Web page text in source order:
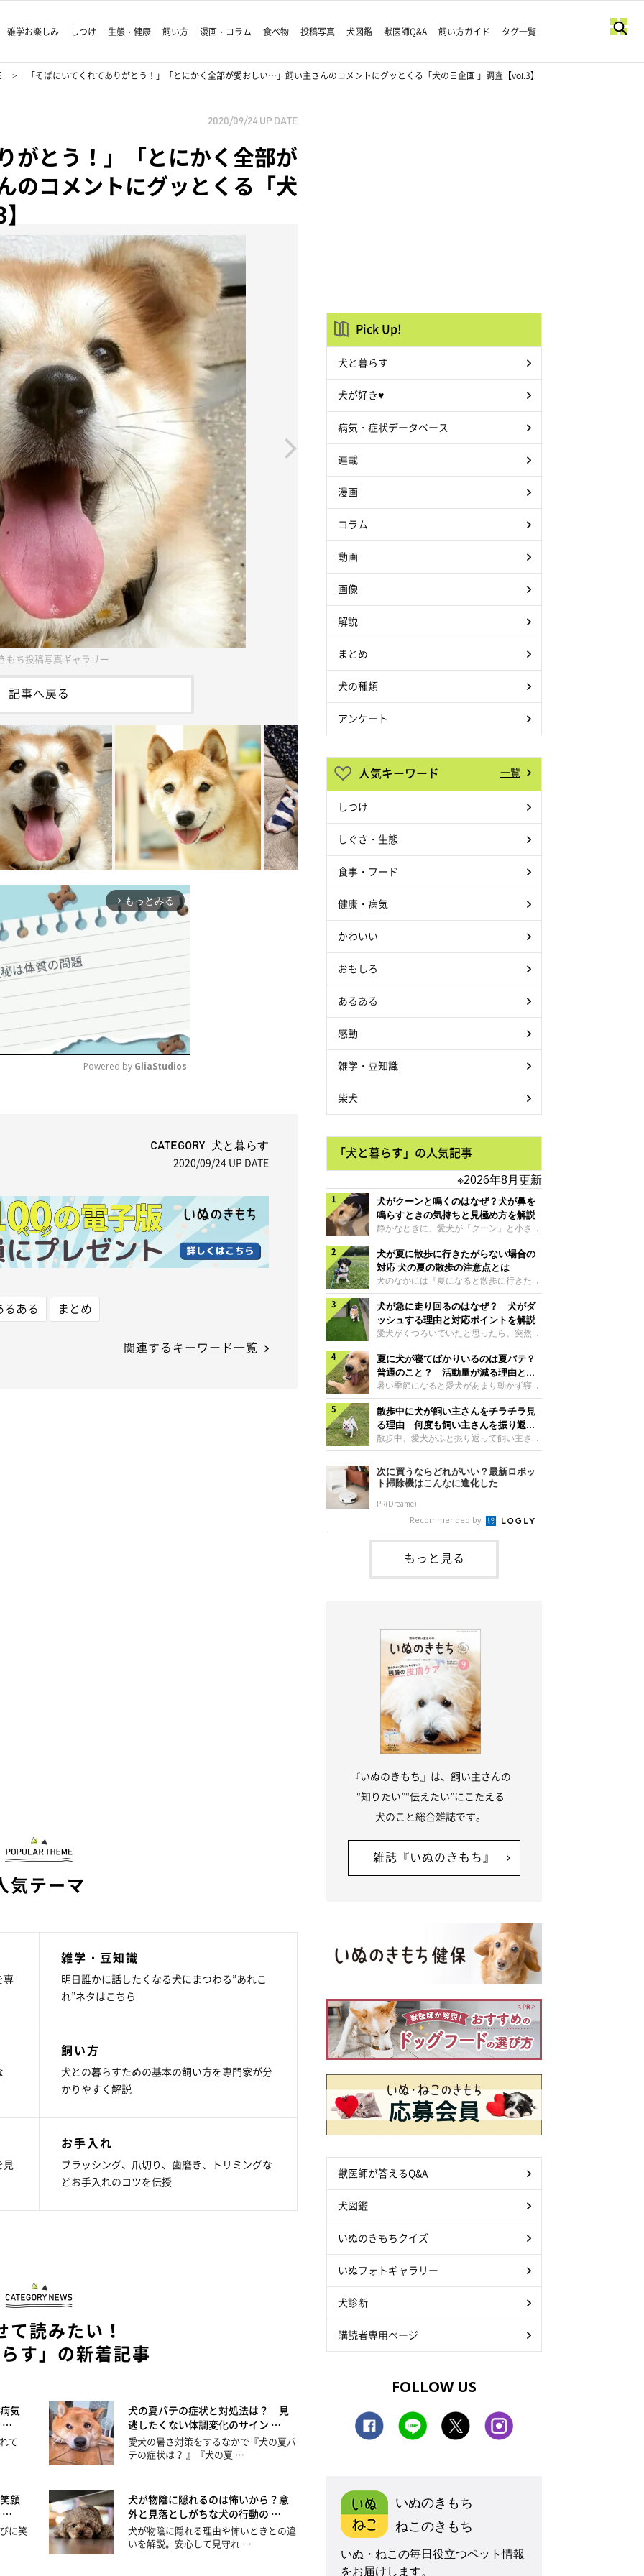
雑学お楽しみ しつけ 生態・健康 飼い方 漫画・コラム 食べ物 投稿写真 犬図鑑 獣医師Q&A 飼い方ガイド タグ一覧
「そばにいてくれてありがとう！」「とにかく全部が愛おしい…」飼い主さんのコメントにグッとくる「犬の日企画 」調査【vol.3】
2020/09/24 UP DATE
がとう！」「とにかく全部が
のコメントにグッとくる「犬
もち投稿写真ギャラリー
記事へ戻る
arrow_forward_ios もっとみる
Powered by GliaStudios
CATEGORY 犬と暮らす
2020/09/24 UP DATE
るある まとめ
関連するキーワード一覧
気テーマ
専
雑学・豆知識
明日誰かに話したくなる犬にまつわる”あれこ
れ”ネタはこちら
飼い方
犬との暮らすための基本の飼い方を専門家が分
かりやすく解説
見
お手入れ
ブラッシング、爪切り、歯磨き、トリミングな
どお手入れのコツを伝授
て読みたい！
す」の新着記事
気
…
て
犬の夏バテの症状と対処法は？ 見
逃したくない体調変化のサイン …
愛犬の暑さ対策をするなかで『犬の夏バ
テの症状は？ 』『犬の夏 …
顔
…
に笑
犬が物陰に隠れるのは怖いから？意
外と見落としがちな犬の行動の …
犬が物陰に隠れる理由や怖いときとの違
いを解説。安心して見守れ …
Pick Up!
犬と暮らす
犬が好き♥
病気・症状データベース
連載
漫画
コラム
動画
画像
解説
まとめ
犬の種類
アンケート
人気キーワード 一覧
しつけ
しぐさ・生態
食事・フード
健康・病気
かわいい
おもしろ
あるある
感動
雑学・豆知識
柴犬
「犬と暮らす」の人気記事
※2026年8月更新
犬がクーンと鳴くのはなぜ？犬が鼻を
鳴らすときの気持ちと見極め方を解説
静かなときに、愛犬が「クーン」と小さく
鳴いたり、鼻を鳴らすような音を出したり
することはありませんか？ 大きく吠える
わけではない分、「不安なの？それとも何
かお願いしているの？」と気になる飼い主
さんもいるかもしれません。今回は、犬が
クーンと鳴く理由や鼻鳴らしの背景、見極
め方と対応のポイントなどについて、いぬ
のきもち獣医師相談室の原 駿太朗先生に
伺いました。クーンと鳴くのはどんな気持
ち？いぬのきもち投稿写真ギャラリー犬が
クーンと小さく鳴くときは、何らかの感情
を伝えようとしている場合があると考えら
れています。大
犬が夏に散歩に行きたがらない場合の
対応 犬の夏の散歩の注意点とは
犬のなかには『夏になると散歩に行きたが
らない、歩かなくなる』『暑い季節は散歩
の気配を察すると涼しい部屋から出ようと
しない』など散歩に行きたがらないコもい
るようです。愛犬の運動をさせてあげたい
のに、散歩に行きたがらない。このような
場合はどう対応すればよいのでしょうか？
「愛犬が夏に散歩に行きたがらない場合の
対応」について、いぬのきもち獣医師相談
室の白山さとこ先生に聞きました。Q.夏に
犬の散歩に行くときの注意点は？ いぬの
きもち投稿写真ギャラリーーー夏に愛犬と
散歩に行くときは、どのようなことに注意
をするとよい
犬が急に走り回るのはなぜ？ 犬がダ
ッシュする理由と対応ポイントを解説
愛犬がくつろいでいたと思ったら、突然部
屋の中を走り回り始める――そんな様子に
驚いたことはありませんか？ 急な動きに
「何が起きているの？」と戸惑う飼い主さ
んも多いでしょう。落ち着いていたはずな
のに、急にスイッチが入ったように見える
と不安になることもあります。今回は、犬
が急に走り回る理由や見極め方などについ
て、いぬのきもち獣医師相談室の岡本りさ
先生に伺いました。犬が急に走り回るのは
ラリー犬が突然走り回る行動は、必ずしも
珍しいものではないと考えられています。
体にたまったエ
夏に犬が寝てばかりいるのは夏バテ？
普通のこと？ 活動量が減る理由と対
策とは
暑い季節になると愛犬があまり動かず寝て
ばかりだと感じる飼い主さんはいません
か？その様子に、愛犬が夏バテで疲れてい
るのか、元気がないのかなど不安に感じる
方もいるのではないかと思います。 で
は、犬が寝てばかりいるときに対処が必要
かを見極める方法はあるのでしょうか？
「犬の活動量が夏に減る理由と対策」につ
いて、いぬのきもち獣医師相談室の山口み
き先生に話を聞きました。Q. 夏に犬の活
動量が減る理由は？ いぬのきもち投稿写
真ギャラリーーー夏に愛犬の活動量が減る
と感じる飼い主さんもいるようです。理由
としてどのようなこ
散歩中に犬が飼い主さんをチラチラ見
る理由 何度も飼い主さんを振り返る
のはなぜ？
散歩中、愛犬がふと振り返って飼い主さん
の様子を確認する…そんな場面に心当たり
はありませんか？ 何度もチラチラ見られ
ると、「何か気になることがあるの？」
「ちゃんと歩けているかな」と不安になる
ことがあるかもしれません。愛犬が歩きな
がら飼い主さんを振り返るしぐさには、ど
んな気持ちが隠れているのでしょうか。今
回は、犬が散歩中に飼い主さんを確認する
理由や注意すべきサインの見極めかた、対
応のポイントなどについて、いぬのきもち
獣医師相談室の原 駿太朗先生に伺いまし
次に買うならどれがいい？最新ロボッ
ト掃除機はこんなに進化した
PR(Dreame)
Recommended by
もっと見る
『いぬのきもち』は、飼い主さんの
“知りたい”“伝えたい”にこたえる
犬のこと総合雑誌です。
雑誌『いぬのきもち』
獣医師が答えるQ&A
犬図鑑
いぬのきもちクイズ
いぬフォトギャラリー
犬診断
購読者専用ページ
FOLLOW US
いぬのきもち
ねこのきもち
いぬ・ねこの毎日役立つペット情報
をお届けします。